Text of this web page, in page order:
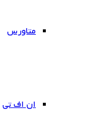
متاورس
ان اف تی